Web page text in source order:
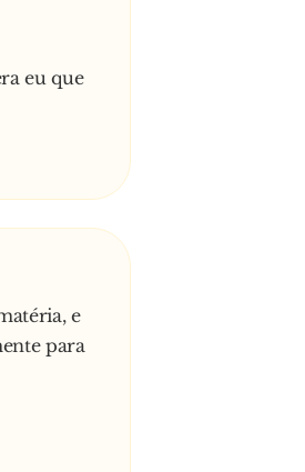
eu que
e
para